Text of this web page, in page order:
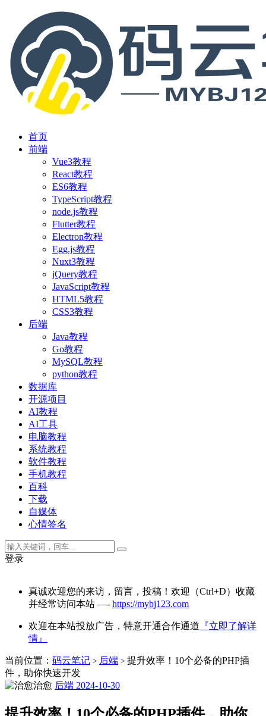
首页
前端
Vue3教程
React教程
ES6教程
TypeScript教程
node.js教程
Flutter教程
Electron教程
Egg.js教程
Nuxt3教程
jQuery教程
JavaScript教程
HTML5教程
CSS3教程
后端
Java教程
Go教程
MySQL教程
python教程
数据库
开源项目
AI教程
AI工具
电脑教程
系统教程
软件教程
手机教程
百科
下载
自媒体
心情签名
登录
真诚欢迎您的来访，留言，投稿！欢迎（Ctrl+D）收藏
并经常访问本站 —- https://mybj123.com
欢迎在本站投放广告，特意开通合作通道 『立即了解详
情』
当前位置： 码云笔记 > 后端 > 提升效率！10个必备的PHP插
件，助你快速开发
治愈 后端 2024-10-30